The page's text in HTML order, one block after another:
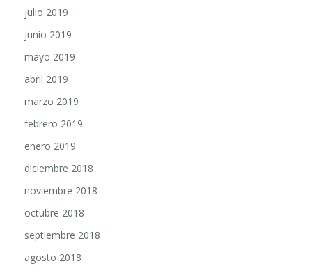
julio 2019
junio 2019
mayo 2019
abril 2019
marzo 2019
febrero 2019
enero 2019
diciembre 2018
noviembre 2018
octubre 2018
septiembre 2018
agosto 2018